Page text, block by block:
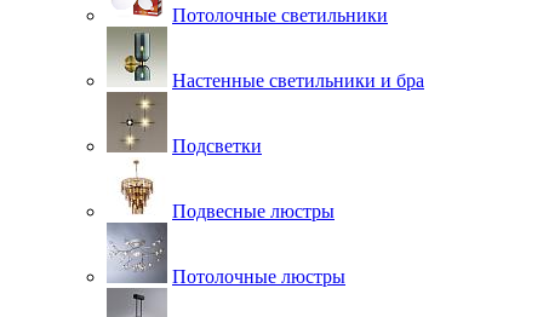
Потолочные светильники
Настенные светильники и бра
Подсветки
Подвесные люстры
Потолочные люстры